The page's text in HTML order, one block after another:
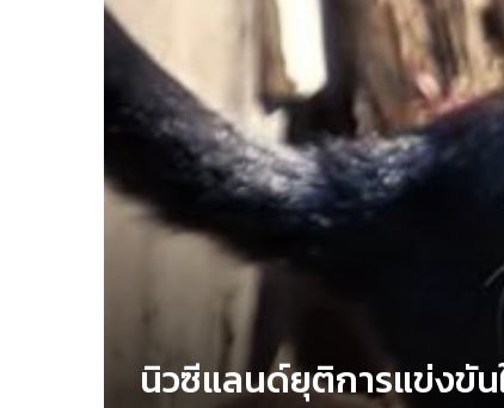
นิวซีแลนด์ยุติการแข่งขัน